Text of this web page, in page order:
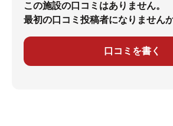
この施設の口コミはありません。
最初の口コミ投稿者になりません
口コミを書く